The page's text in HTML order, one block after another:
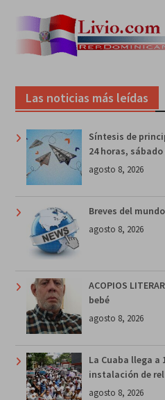
Las noticias más leídas
Síntesis de
24 horas,
agosto 8, 2026
Breves del
agosto 8, 2026
ACOPIOS
bebé
agosto 8, 2026
La Cuaba llega
instalación de
agosto 8, 2026